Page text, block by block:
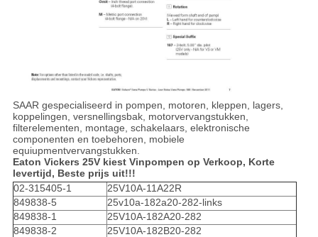
SAAR gespecialiseerd in pompen, motoren, kleppen, lagers,
koppelingen, versnellingsbak, motorvervangstukken,
filterelementen, montage, schakelaars, elektronische
componenten en toebehoren, mobiele
equiupmentvervangstukken.
Eaton Vickers 25V kiest Vinpompen op Verkoop, Korte
levertijd, Beste prijs uit!!!
02-315405-1
25V10A-11A22R
849838-5
25v10a-182a20-282-links
849838-1
25V10A-182A20-282
849838-2
25V10A-182B20-282